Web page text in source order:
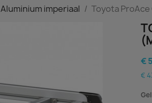
Aluminium imperiaal Toyota
€
€